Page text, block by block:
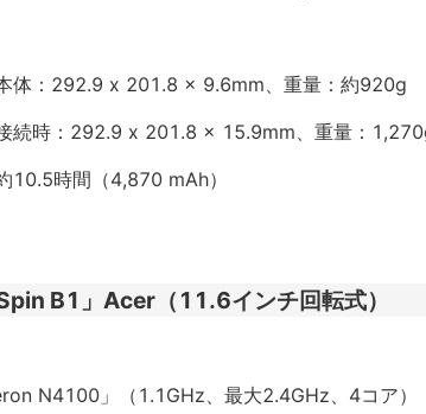
体：292.9 x 201.8 x 9.6mm、重量：約920g
続時：292.9 x 201.8 x 15.9mm、重量：
10.5時間（4,870 mAh）
B1」Acer（11.6インチ回転式）
N4100」（1.1GHz、最大2.4GHz、4コア）